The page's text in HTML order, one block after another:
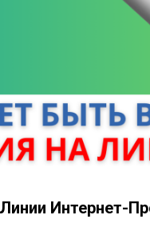
Интернет-